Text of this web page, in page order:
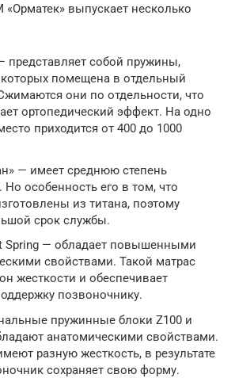
выпускает несколько
представляет собой пружины,
помещена в отдельный
они по отдельности, что
ортопедический эффект. На одно
приходится от 400 до 1000
— имеет среднюю степень
Но особенность его в том, что
из титана, поэтому
срок службы.
Spring — обладает повышенными
свойствами. Такой матрас
жесткости и обеспечивает
позвоночнику.
пружинные блоки Z100 и
анатомическими свойствами.
разную жесткость, в результате
сохраняет свою форму.